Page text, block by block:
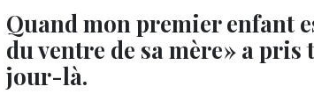
Quand mon premier enfant
du ventre de sa mère » a
jour-là.